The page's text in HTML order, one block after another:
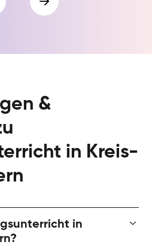
&
in Kreis-
in